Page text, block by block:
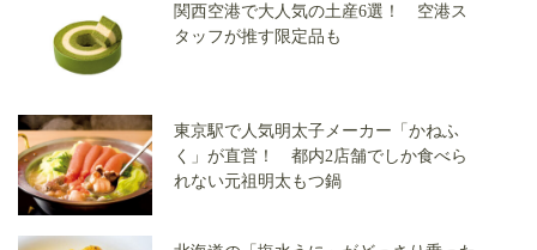
関西空港で大人気の土産6選！ 空港ス
タッフが推す限定品も
東京駅で人気明太子メーカー「かねふ
く」が直営！ 都内2店舗でしか食べら
れない元祖明太もつ鍋